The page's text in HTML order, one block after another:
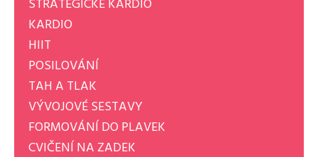
STRATEGICKÉ KARDIO
KARDIO
HIIT
POSILOVÁNÍ
TAH A TLAK
VÝVOJOVÉ SESTAVY
FORMOVÁNÍ DO PLAVEK
CVIČENÍ NA ZADEK